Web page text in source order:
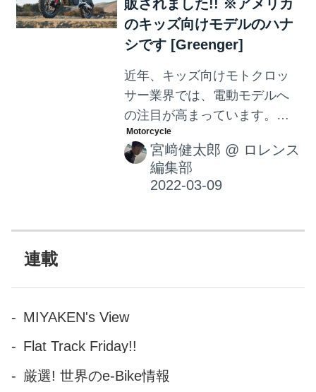
販されました!! ※アメリカ
のキッズ向けモデルのハナ
シです [Greenger]
近年、キッズ向けモトクロッ
サー業界では、電動モデルへ
の注目が高まっています。そ
んななか、ついにホンダ伝統
の「CRF」の名を冠した電動
モデルが、アメリカ販売価格
2,950ドル≒34万1,690円とい
されることになりました！
宮﨑健太郎 @ ロレンス
編集部
連載
MIYAKEN's View
Flat Track Friday!!
厳選! 世界のe-Bike情報